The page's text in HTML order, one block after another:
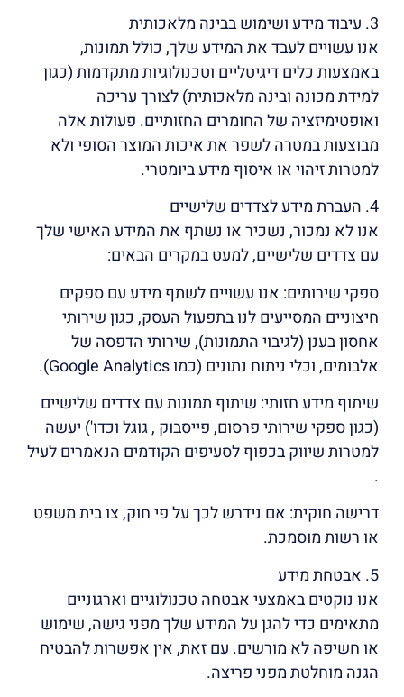
3. עיבוד מידע ושימוש בבינה מלאכותית
אנו עשויים לעבד את המידע שלך, כולל תמונות,
באמצעות כלים דיגיטליים וטכנולוגיות מתקדמות (כגון
למידת מכונה ובינה מלאכותית) לצורך עריכה
ואופטימיזציה של החומרים החזותיים. פעולות אלה
מבוצעות במטרה לשפר את איכות המוצר הסופי ולא
למטרות זיהוי או איסוף מידע ביומטרי.
4. העברת מידע לצדדים שלישיים
אנו לא נמכור, נשכיר או נשתף את המידע האישי שלך
עם צדדים שלישיים, למעט במקרים הבאים:
ספקי שירותים: אנו עשויים לשתף מידע עם ספקים
חיצוניים המסייעים לנו בתפעול העסק, כגון שירותי
אחסון בענן (לגיבוי התמונות), שירותי הדפסה של
אלבומים, וכלי ניתוח נתונים (כמו Google Analytics).
שיתוף מידע חזותי: שיתוף תמונות עם צדדים שלישיים
(כגון ספקי שירותי פרסום, פייסבוק , גוגל וכדו') יעשה
למטרות שיווק בכפוף לסעיפים הקודמים הנאמרים לעיל
.
דרישה חוקית: אם נידרש לכך על פי חוק, צו בית משפט
או רשות מוסמכת.
5. אבטחת מידע
אנו נוקטים באמצעי אבטחה טכנולוגיים וארגוניים
מתאימים כדי להגן על המידע שלך מפני גישה, שימוש
או חשיפה לא מורשים. עם זאת, אין אפשרות להבטיח
הגנה מוחלטת מפני פריצה.